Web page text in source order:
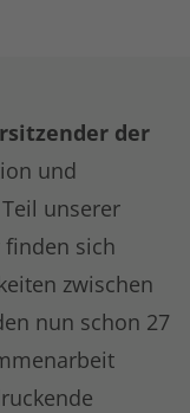
der
und
unserer
sich
zwischen
nun schon 27